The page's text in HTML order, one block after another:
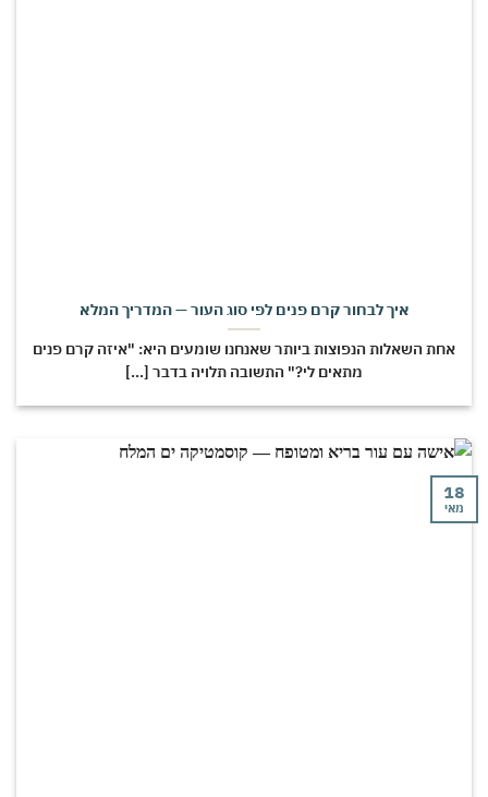
איך לבחור קרם פנים לפי סוג העור — המדריך המלא
אחת השאלות הנפוצות ביותר שאנחנו שומעים היא: "איזה קרם פנים
מתאים לי?" התשובה תלויה בדבר [...]